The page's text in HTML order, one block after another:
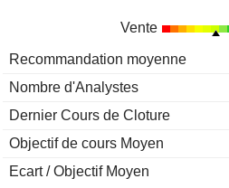
Vente
Recommandation moyenne
Nombre d'Analystes
Dernier Cours de Cloture
Objectif de cours Moyen
Ecart / Objectif Moyen